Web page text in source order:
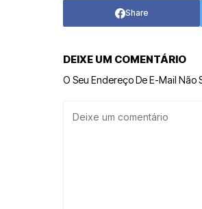
Share
DEIXE UM COMENTÁRIO
O Seu Endereço De E-Mail Não